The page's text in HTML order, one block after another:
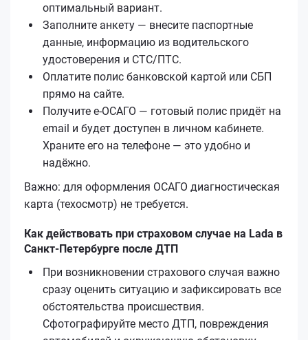
оптимальный вариант.
Заполните анкету — внесите паспортные
данные, информацию из водительского
удостоверения и СТС/ПТС.
Оплатите полис банковской картой или СБП
прямо на сайте.
Получите е‑ОСАГО — готовый полис придёт на
email и будет доступен в личном кабинете.
Храните его на телефоне — это удобно и
надёжно.
Важно: для оформления ОСАГО диагностическая
карта (техосмотр) не требуется.
Как действовать при страховом случае на Lada в
Санкт-Петербурге после ДТП
При возникновении страхового случая важно
сразу оценить ситуацию и зафиксировать все
обстоятельства происшествия.
Сфотографируйте место ДТП, повреждения